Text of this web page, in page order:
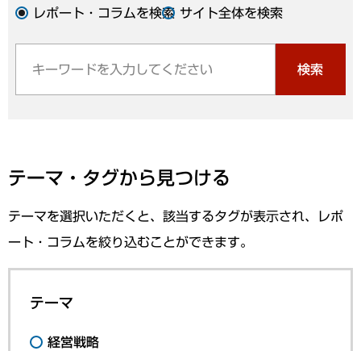
レポート・コラムを検索 サイト全体を検索
検索
テーマ・タグから見つける
テーマを選択いただくと、該当するタグが表示され、レポ
ート・コラムを絞り込むことができます。
テーマ
経営戦略